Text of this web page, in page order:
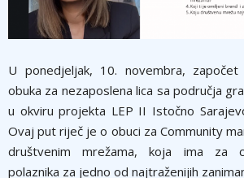
U ponedjeljak, 10. novembra,
obuka za nezaposlena lica sa područja
u okviru projekta LEP II Istočno
Ovaj put riječ je o obuci za Community
društvenim mrežama, koja ima za
polaznika za jedno od najtraženijih